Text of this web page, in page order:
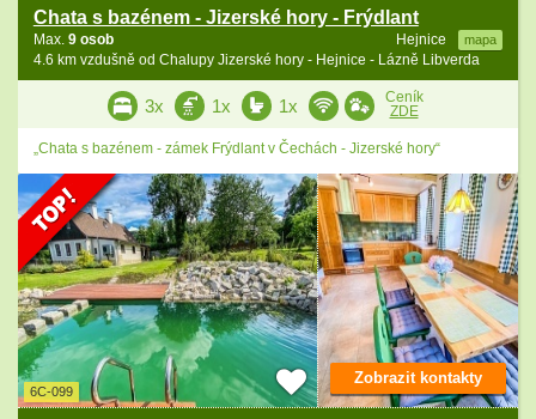
Chata s bazénem - Jizerské hory - Frýdlant
Hejnice mapa
Max. 9 osob
4.6 km vzdušně od Chalupy Jizerské hory - Hejnice - Lázně Libverda
3x 1x 1x
Ceník
ZDE
„Chata s bazénem - zámek Frýdlant v Čechách - Jizerské hory“
6C-099
Zobrazit kontakty